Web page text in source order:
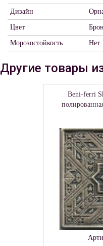
Дизайн
Цвет
Морозостойкость Нет
Другие товары
Beni-ferri